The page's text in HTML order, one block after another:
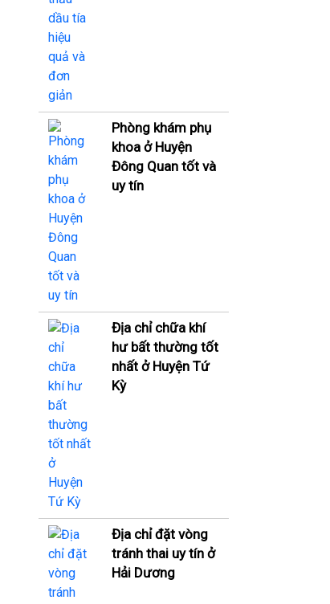
Phòng khám phụ
khoa ở Huyện
Đông Quan tốt và
uy tín
Địa chỉ chữa khí
hư bất thường tốt
nhất ở Huyện Tứ
Kỳ
Địa chỉ đặt vòng
tránh thai uy tín ở
Hải Dương